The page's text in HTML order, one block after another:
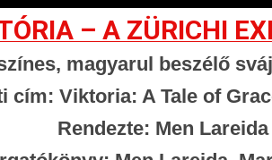
– A ZÜRICHI
magyarul beszélő
cím: Viktoria: A Tale of
Rendezte: Men Lareida